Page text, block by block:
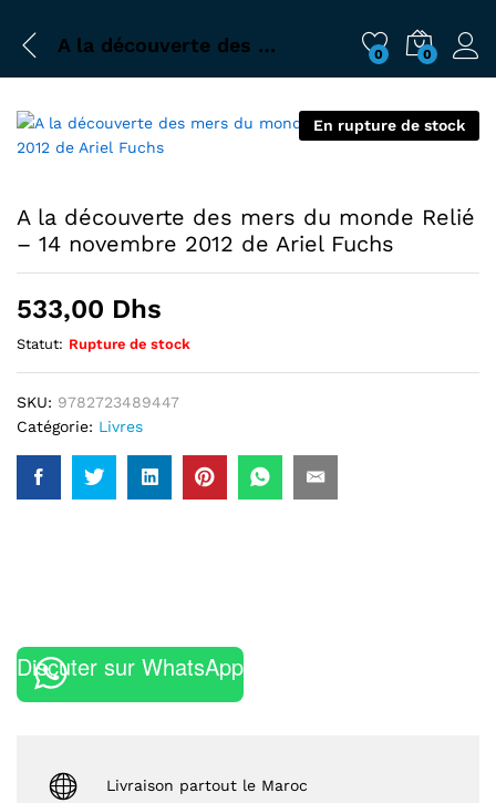
A la découverte des mers du monde Relié – 14 novembre 2012 de Ariel Fuchs 0 0
En rupture de stock
A la découverte des mers du monde Relié
– 14 novembre 2012 de Ariel Fuchs
533,00 Dhs
Statut: Rupture de stock
SKU: 9782723489447
Catégorie: Livres
Discuter sur WhatsApp
Livraison partout le Maroc